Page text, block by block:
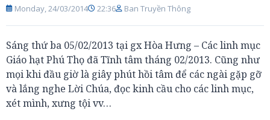
Monday, 24/03/2014 22:36 Ban Truyền Thông
Sáng thứ ba 05/02/2013 tại gx Hòa Hưng – Các linh mục
Giáo hạt Phú Thọ đã Tĩnh tâm tháng 02/2013. Cũng như
mọi khi đầu giờ là giây phút hồi tâm để các ngài gặp gỡ
và lắng nghe Lời Chúa, đọc kinh cầu cho các linh mục,
xét mình, xưng tội vv…